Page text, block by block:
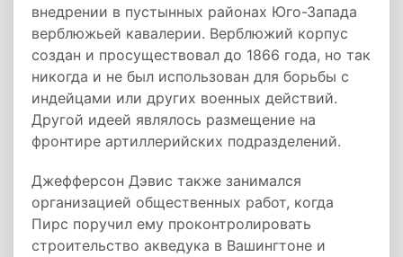
внедрении в пустынных районах Юго-Запада
верблюжьей кавалерии. Верблюжий корпус
создан и просуществовал до 1866 года, но так
никогда и не был использован для борьбы с
индейцами или других военных действий.
Другой идеей являлось размещение на
фронтире артиллерийских подразделений.
Джефферсон Дэвис также занимался
организацией общественных работ, когда
Пирс поручил ему проконтролировать
строительство акведука в Вашингтоне и